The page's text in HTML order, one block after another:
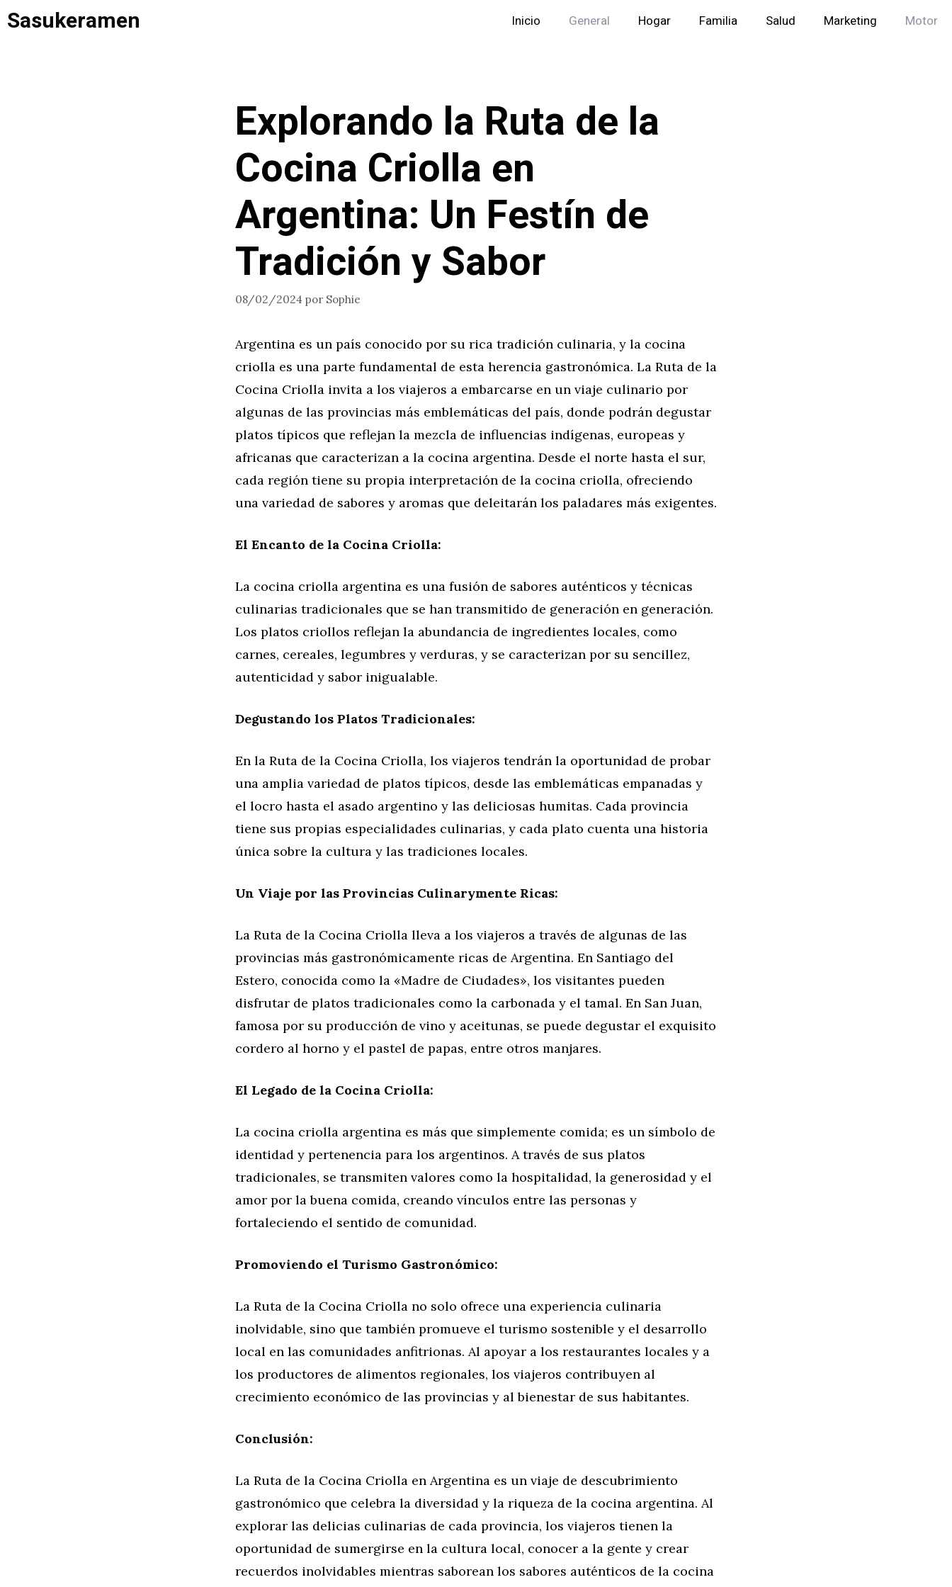
Saltar
Sasukeramen Inicio General Hogar Familia Salud Marketing Motor
Explorando la Ruta de la
Cocina Criolla en
Argentina: Un Festín de
Tradición y Sabor
08/02/2024 por Sophie
Argentina es un país conocido por su rica tradición culinaria, y la cocina
criolla es una parte fundamental de esta herencia gastronómica. La Ruta de la
Cocina Criolla invita a los viajeros a embarcarse en un viaje culinario por
algunas de las provincias más emblemáticas del país, donde podrán degustar
platos típicos que reflejan la mezcla de influencias indígenas, europeas y
africanas que caracterizan a la cocina argentina. Desde el norte hasta el sur,
cada región tiene su propia interpretación de la cocina criolla, ofreciendo
una variedad de sabores y aromas que deleitarán los paladares más exigentes.
El Encanto de la Cocina Criolla:
La cocina criolla argentina es una fusión de sabores auténticos y técnicas
culinarias tradicionales que se han transmitido de generación en generación.
Los platos criollos reflejan la abundancia de ingredientes locales, como
carnes, cereales, legumbres y verduras, y se caracterizan por su sencillez,
autenticidad y sabor inigualable.
Degustando los Platos Tradicionales:
En la Ruta de la Cocina Criolla, los viajeros tendrán la oportunidad de probar
una amplia variedad de platos típicos, desde las emblemáticas empanadas y
el locro hasta el asado argentino y las deliciosas humitas. Cada provincia
tiene sus propias especialidades culinarias, y cada plato cuenta una historia
única sobre la cultura y las tradiciones locales.
Un Viaje por las Provincias Culinarymente Ricas:
La Ruta de la Cocina Criolla lleva a los viajeros a través de algunas de las
provincias más gastronómicamente ricas de Argentina. En Santiago del
Estero, conocida como la «Madre de Ciudades», los visitantes pueden
disfrutar de platos tradicionales como la carbonada y el tamal. En San Juan,
famosa por su producción de vino y aceitunas, se puede degustar el exquisito
cordero al horno y el pastel de papas, entre otros manjares.
El Legado de la Cocina Criolla:
La cocina criolla argentina es más que simplemente comida; es un símbolo de
identidad y pertenencia para los argentinos. A través de sus platos
tradicionales, se transmiten valores como la hospitalidad, la generosidad y el
amor por la buena comida, creando vínculos entre las personas y
fortaleciendo el sentido de comunidad.
Promoviendo el Turismo Gastronómico:
La Ruta de la Cocina Criolla no solo ofrece una experiencia culinaria
inolvidable, sino que también promueve el turismo sostenible y el desarrollo
local en las comunidades anfitrionas. Al apoyar a los restaurantes locales y a
los productores de alimentos regionales, los viajeros contribuyen al
crecimiento económico de las provincias y al bienestar de sus habitantes.
Conclusión:
La Ruta de la Cocina Criolla en Argentina es un viaje de descubrimiento
gastronómico que celebra la diversidad y la riqueza de la cocina argentina. Al
explorar las delicias culinarias de cada provincia, los viajeros tienen la
oportunidad de sumergirse en la cultura local, conocer a la gente y crear
recuerdos inolvidables mientras saborean los sabores auténticos de la cocina